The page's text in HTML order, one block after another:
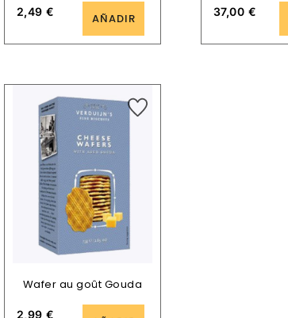
2,49€ AÑADIR 37,00 €
Wafer au goût Gouda
2,99€